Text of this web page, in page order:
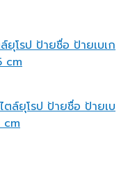
ยุโรป ป้ายชื่อ ป้ายเบเก
cm